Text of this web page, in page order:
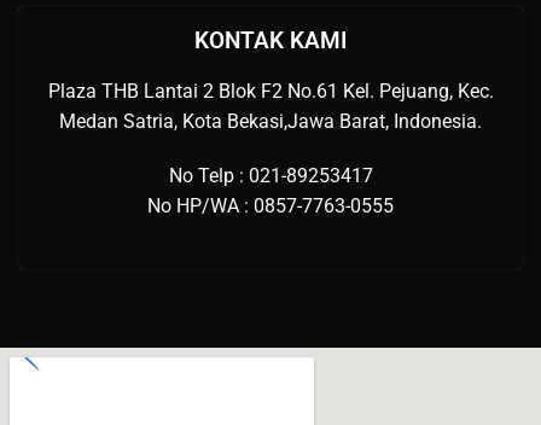
KONTAK KAMI
Plaza THB Lantai 2 Blok F2 No.61 Kel. Pejuang, Kec.
Medan Satria, Kota Bekasi,Jawa Barat, Indonesia.
No Telp : 021-89253417
No HP/WA : 0857-7763-0555